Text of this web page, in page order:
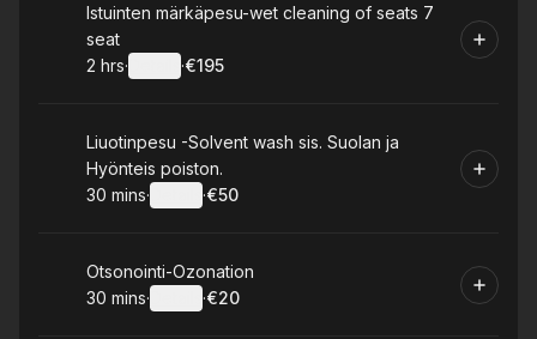
Book
Istuinten märkäpesu-wet cleaning of seats 7
seat
. Duration:
2 hrs· ·
.Price
€195
Book
Liuotinpesu -Solvent wash sis. Suolan ja
Hyönteis poiston.
.Duration:
30 mins· ·
.Price
€50
Book
Otsonointi-Ozonation
.Duration:
30 mins· ·
.Price
€20